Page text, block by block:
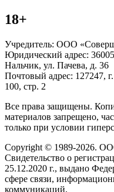
18+
Учредитель: ООО
Юридический адрес:
Нальчик, ул. Пачева, д. 36
Почтовый адрес: 127247,
100, стр. 2
Все права защищены.
материалов запрещено,
только при условии
Copyright © 1989-2026.
Свидетельство о
25.12.2020 г., выдано
сфере связи,
коммуникаций.